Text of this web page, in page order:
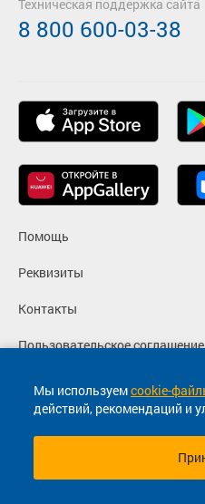
Мы используемcookie-
действий, рекомендаций и
Помощь
Реквизиты
Контакты
Пользовательское соглашение
Политика конфиденциальности
Согласие на маркетинговые
Техническая поддержка сайта
8 800 600-03-38
© 2013-2026, ООО "Капитал"-